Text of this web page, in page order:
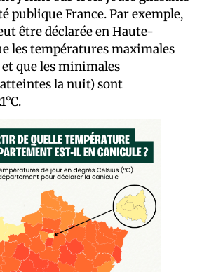
publique France. Par exemple,
être déclarée en Haute-
les températures maximales
et que les minimales
la nuit) sont